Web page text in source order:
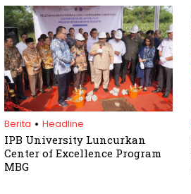
Berita . Headline
IPB University Luncurkan
Center of Excellence Program
MBG